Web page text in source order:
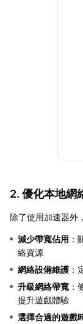
2. 優化本地網
除了使用加速器外
減少帶寬佔用 ：
絡資源
網絡設備維護 ：
升級網絡帶寬 ：
提升遊戲體驗
選擇合適的遊戲